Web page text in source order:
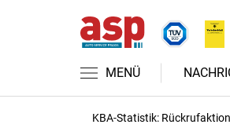
MENÜ
KBA-Statistik: